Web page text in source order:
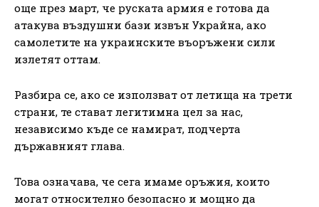
още през март, че руската армия е готова да
атакува въздушни бази извън Украйна, ако
самолетите на украинските въоръжени сили
излетят оттам.
Разбира се, ако се използват от летища на трети
страни, те стават легитимна цел за нас,
независимо къде се намират, подчерта
държавният глава.
Това означава, че сега имаме оръжия, които
могат относително безопасно и мощно да